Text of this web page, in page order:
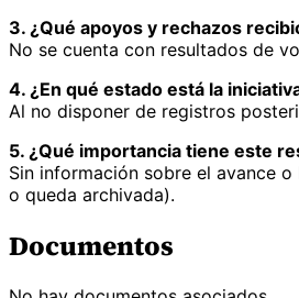
3. ¿Qué apoyos y rechazos
No se cuenta con resultados de
4. ¿En qué estado está la
Al no disponer de registros
5. ¿Qué importancia tiene este
Sin información sobre el avance
o queda archivada).
Documentos